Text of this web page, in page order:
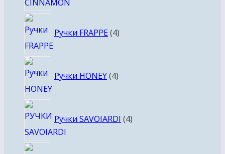
Ручки FRAPPE 4товара
Ручки HONEY 4товара
Ручки SAVOIARDI 4товара